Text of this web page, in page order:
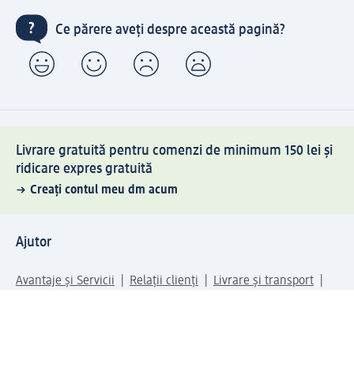
Ce părere aveți despre această pagină?
Livrare gratuită pentru comenzi de minimum 150 lei și
ridicare expres gratuită
Creați contul meu dm acum
Ajutor
Avantaje și Servicii Relații clienți
Livrare și transport